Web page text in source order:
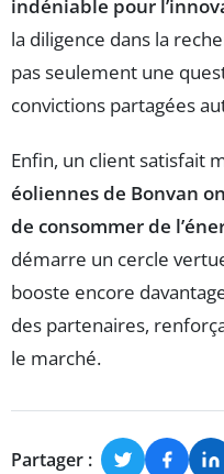
indéniable pour
la diligence dans la
pas seulement une
convictions partagées
Enfin, un client satisfait
éoliennes de Bonvan
de consommer de
démarre un cercle
booste encore
des partenaires,
le marché.
Partager :